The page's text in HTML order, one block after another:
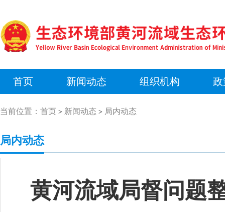
首页 新闻动态 组织机构 政
当前位置： 首页 > 新闻动态 > 局内动态
局内动态
黄河流域局督问题